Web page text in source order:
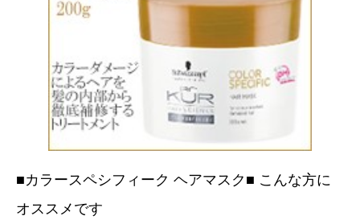
■カラースペシフィーク ヘアマスク■ こんな方に
オススメです